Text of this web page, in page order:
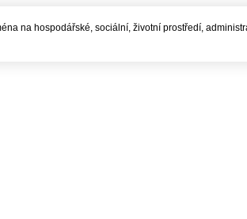
na hospodářské, sociální, životní prostředí,